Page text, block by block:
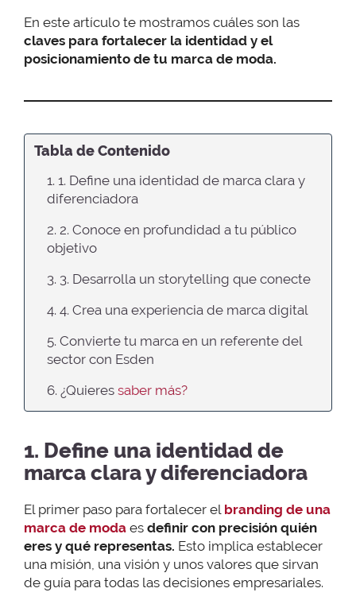
En este artículo te mostramos cuáles son las
claves para fortalecer la identidad y el
posicionamiento de tu marca de moda.
Tabla de Contenido
1. 1. Define una identidad de marca clara y
diferenciadora
2. 2. Conoce en profundidad a tu público
objetivo
3. 3. Desarrolla un storytelling que conecte
4. 4. Crea una experiencia de marca digital
5. Convierte tu marca en un referente del
sector con Esden
6. ¿Quieres saber más?
1. Define una identidad de
marca clara y diferenciadora
El primer paso para fortalecer el branding de una
marca de moda es definir con precisión quién
eres y qué representas. Esto implica establecer
una misión, una visión y unos valores que sirvan
de guía para todas las decisiones empresariales.